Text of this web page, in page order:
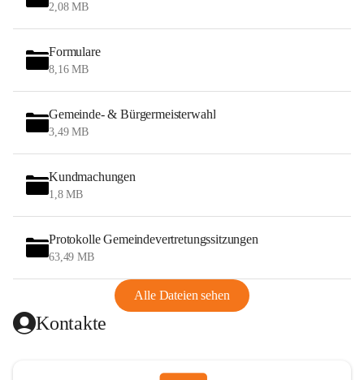
2,08 MB
Formulare
8,16 MB
Gemeinde- & Bürgermeisterwahl
3,49 MB
Kundmachungen
1,8 MB
Protokolle Gemeindevertretungssitzungen
63,49 MB
Alle Dateien sehen
Kontakte